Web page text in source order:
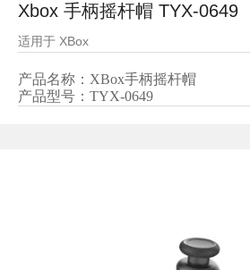
Xbox 手柄摇杆帽 TYX-0649
适用于 XBox
产品名称：XBox手柄摇杆帽
产品型号： TYX-0649